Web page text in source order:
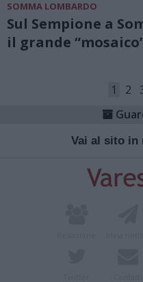
SOMMA LOMBARDO
Sul Sempione a
il grande
1 2
Vai al sito in